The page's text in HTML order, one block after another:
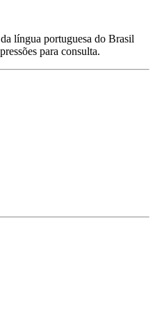
língua portuguesa do Brasil
para consulta.